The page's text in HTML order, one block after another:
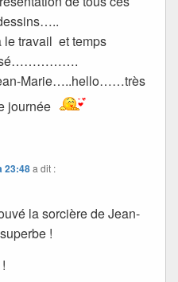
le travail et temps
Marie…..hello……très
journée
23:48a dit :
la sorcière de Jean-
!